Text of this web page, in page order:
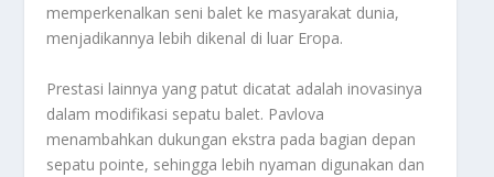
memperkenalkan seni balet ke masyarakat dunia,
menjadikannya lebih dikenal di luar Eropa.
Prestasi lainnya yang patut dicatat adalah inovasinya
dalam modifikasi sepatu balet. Pavlova
menambahkan dukungan ekstra pada bagian depan
sepatu pointe, sehingga lebih nyaman digunakan dan